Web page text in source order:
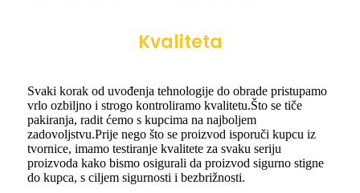
Kvaliteta
Svaki korak od uvođenja tehnologije do obrade pristupamo
vrlo ozbiljno i strogo kontroliramo kvalitetu.Što se tiče
pakiranja, radit ćemo s kupcima na najboljem
zadovoljstvu.Prije nego što se proizvod isporuči kupcu iz
tvornice, imamo testiranje kvalitete za svaku seriju
proizvoda kako bismo osigurali da proizvod sigurno stigne
do kupca, s ciljem sigurnosti i bezbrižnosti.